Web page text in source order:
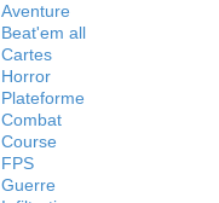
Aventure
Beat'em all
Cartes
Horror
Plateforme
Combat
Course
FPS
Guerre